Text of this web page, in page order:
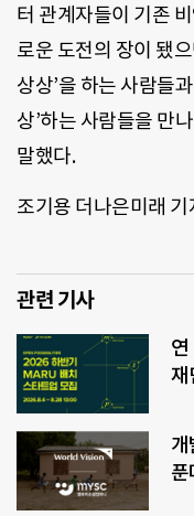
터 관계자들이 기존
로운 도전의 장이 됐
상상’을 하는 사람들
상’하는 사람들을 만
말했다.
조기용 더나은미래
관련 기사
재
개